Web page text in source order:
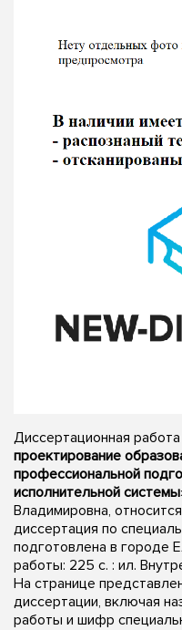
Диссертационная работа
проектирование
профессиональной
исполнительной системы
Владимировна,
диссертация по
подготовлена в городе
работы: 225 с. : ил.
На странице
диссертации, включая
работы и шифр